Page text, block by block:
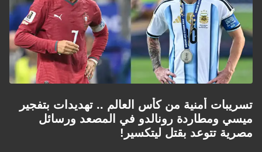
تسريبات أمنية من كأس العالم .. تهديدات بتفجير
ميسي ومطاردة رونالدو في المصعد ورسائل
مصرية تتوعد بقتل ليتكسير!